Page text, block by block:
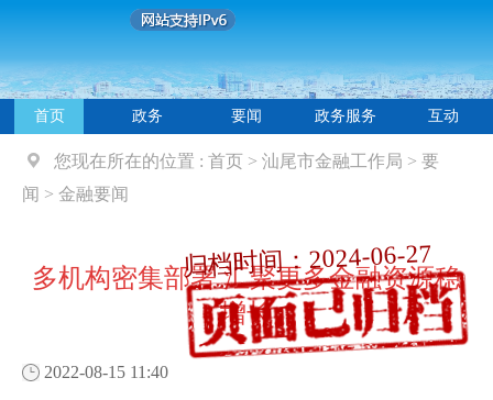
归档时间：2024-06-27
首页 政务 要闻 政务服务 互动
您现在所在的位置 : 首页 > 汕尾市金融工作局 > 要
闻 > 金融要闻
多机构密集部署 汇聚更多金融资源稳
增长
2022-08-15 11:40